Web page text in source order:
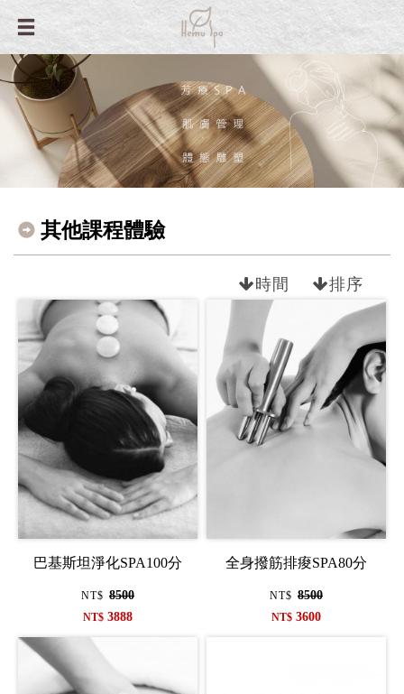
其他課程體驗
時間 排序
巴基斯坦淨化SPA100分
NT$ 8500
NT$ 3888
全身撥筋排痠SPA80分
NT$ 8500
NT$ 3600